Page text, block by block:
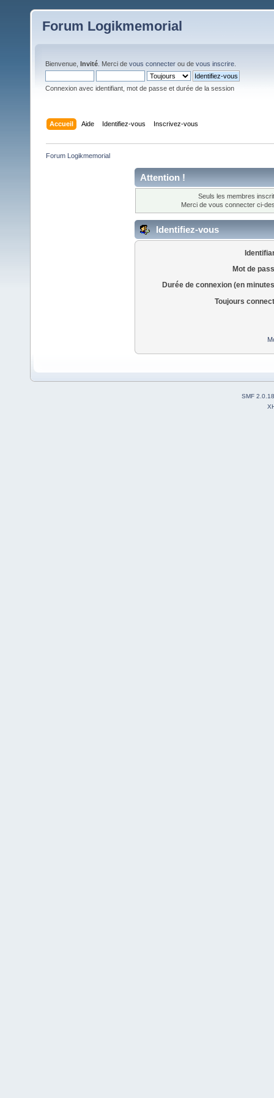
Forum Logikmemorial
Bienvenue, Invité . Merci de vous connecter ou de vous inscrire
Connexion avec identifiant, mot de passe et durée de la session
Accueil Aide Identifiez-vous Inscrivez-vous
Forum Logikmemorial
Attention !
Seuls les membres
Merci de vous connecter ci-
Identifiez-vous
Mot de
Durée de connexion (en
Toujours
SMF 2.0.18